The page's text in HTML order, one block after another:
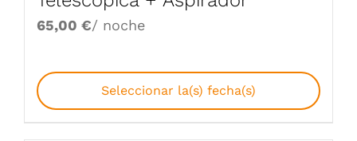
65,00 €/ noche
Seleccionar la(s) fecha(s)